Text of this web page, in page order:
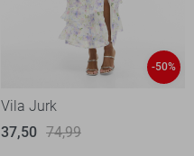
-50%
Vila Jurk
37,50 74,99